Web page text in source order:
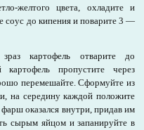
желтого цвета, охладите и
соус до кипения и поварите 3 —
картофель отварите до
картофель пропустите через
перемешайте. Сформуйте из
на середину каждой положите
оказался внутри, придав им
сырым яйцом и запанируйте в